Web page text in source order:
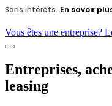
Vous êtes une entreprise?
Entreprises,
leasing